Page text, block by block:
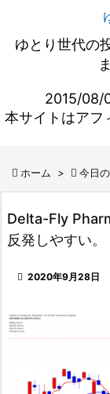
ゆとり世代の
2015/08/
本サイトはアフ
 ホーム >  今日
Delta-Fly
反発しやすい。
 2020年9月28日